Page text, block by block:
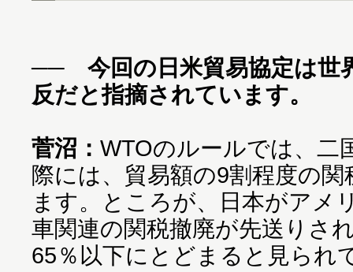
── 今回の日米貿易協定は世
反だと指摘されています。
菅沼： WTOのルールでは、二
際には、貿易額の9割程度の
ます。ところが、日本がアメ
車関連の関税撤廃が先送りさ
65％以下にとどまると見られ